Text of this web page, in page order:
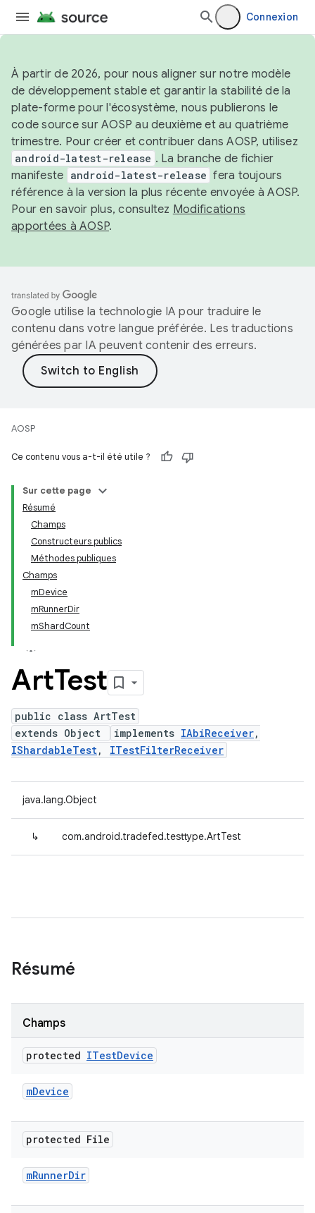
Connexion
À partir de 2026, pour nous aligner sur notre modèle
de développement stable et garantir la stabilité de la
plate-forme pour l'écosystème, nous publierons le
code source sur AOSP au deuxième et au quatrième
trimestre. Pour créer et contribuer dans AOSP, utilisez
android-latest-release . La branche de fichier
manifeste android-latest-release fera toujours
référence à la version la plus récente envoyée à AOSP.
Pour en savoir plus, consultez Modifications
apportées à AOSP.
Google utilise la technologie IA pour traduire le
contenu dans votre langue préférée. Les traductions
générées par IA peuvent contenir des erreurs.
AOSP
Ce contenu vous a-t-il été utile ?
Sur cette page
Résumé
Champs
Constructeurs publics
Méthodes publiques
Champs
mDevice
mRunnerDir
mShardCount
ArtTest
public class ArtTest
extends Object
implements IAbiReceiver,
IShardableTest, ITestFilterReceiver
java.lang.Object
↳ com.android.tradefed.testtype.ArtTest
Résumé
Champs
protected ITestDevice
mDevice
protected File
mRunnerDir